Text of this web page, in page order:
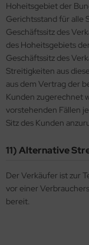
Hoheitsgebiet der
Gerichtsstand für alle
Geschäftssitz des
des Hoheitsgebiets
Geschäftssitz des
Streitigkeiten aus
aus dem Vertrag der
Kunden zugerechnet
vorstehenden Fällen
Sitz des Kunden
11) Alternative
Der Verkäufer ist zur
vor einer
bereit.